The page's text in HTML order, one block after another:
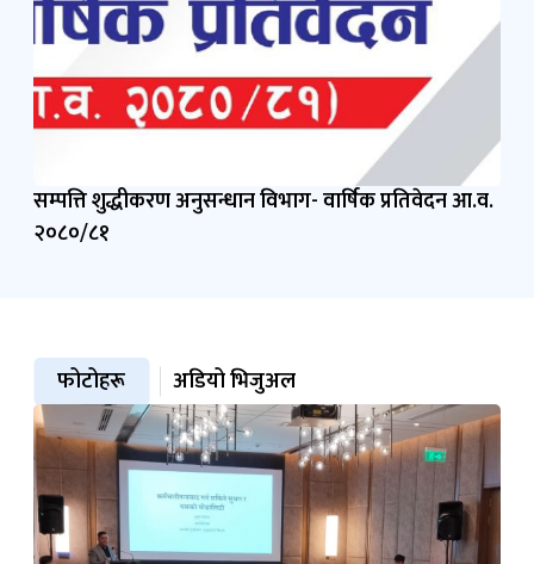
सम्पत्ति शुद्धीकरण अनुसन्धान विभाग- वार्षिक प्रतिवेदन आ.व.
२०८०/८१‍‍
फोटोहरू अडियो भिजुअल